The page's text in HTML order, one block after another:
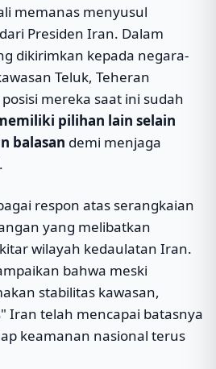
memanas menyusul
Presiden Iran. Dalam
dikirimkan kepada negara-
Teluk, Teheran
mereka saat ini sudah
pilihan lain selain
balasan demi menjaga
respon atas serangkaian
yang melibatkan
wilayah kedaulatan Iran.
bahwa meski
stabilitas kawasan,
Iran telah mencapai batasnya
keamanan nasional terus